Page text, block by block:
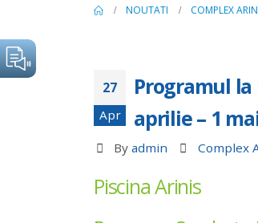
NOUTATI COMPLEX
27
Apr
Programul la
aprilie – 1
By admin Complex
Piscina Arinis